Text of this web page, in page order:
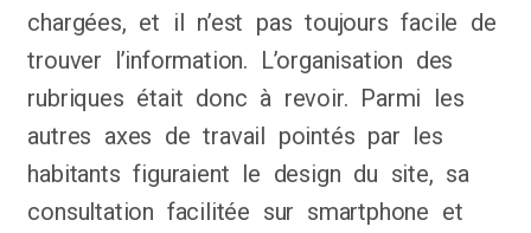
chargées, et il n’est pas toujours facile de
trouver l’information. L’organisation des
rubriques était donc à revoir. Parmi les
autres axes de travail pointés par les
habitants figuraient le design du site, sa
consultation facilitée sur smartphone et